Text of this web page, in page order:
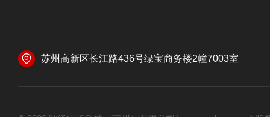
苏州高新区长江路436号绿宝商务楼2幢7003室